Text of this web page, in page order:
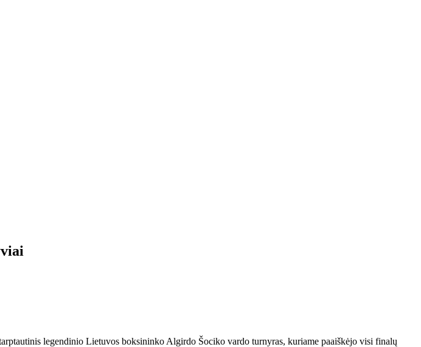
legendinio Lietuvos boksininko Algirdo Šociko vardo turnyras, kuriame paaiškėjo visi finalų